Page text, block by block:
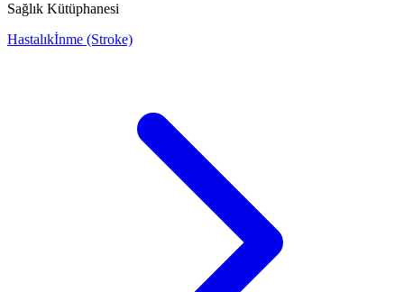
Sağlık Kütüphanesi
Hastalıkİnme (Stroke)